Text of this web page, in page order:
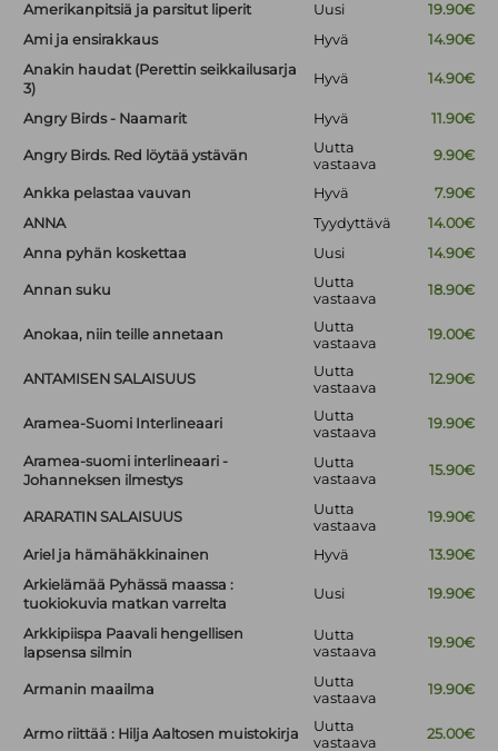
Amerikanpitsiä ja parsitut liperit Uusi
19.90€
Ami ja ensirakkaus
Hyvä
14.90€
Anakin haudat (Perettin seikkailusarja
3)
Hyvä 14.90€
Angry Birds - Naamarit Hyvä 11.90€
Angry Birds. Red löytää ystävän
Uutta
vastaava
9.90€
Ankka pelastaa vauvan Hyvä
7.90€
ANNA
Tyydyttävä
14.00€
Anna pyhän koskettaa
Uusi 14.90€
Annan suku
Uutta
vastaava
18.90€
Anokaa, niin teille annetaan
Uutta
vastaava
19.00€
ANTAMISEN SALAISUUS
Uutta
vastaava
12.90€
Aramea-Suomi Interlineaari
Uutta
vastaava
19.90€
Aramea-suomi interlineaari -
Johanneksen ilmestys
Uutta
vastaava
15.90€
ARARATIN SALAISUUS
Uutta
vastaava
19.90€
Ariel ja hämähäkkinainen Hyvä
13.90€
Arkielämää Pyhässä maassa :
tuokiokuvia matkan varrelta
Uusi 19.90€
Arkkipiispa Paavali hengellisen
lapsensa silmin
Uutta
vastaava
19.90€
Armanin maailma
Uutta
vastaava
19.90€
Armo riittää : Hilja Aaltosen muistokirja
Uutta
vastaava
25.00€